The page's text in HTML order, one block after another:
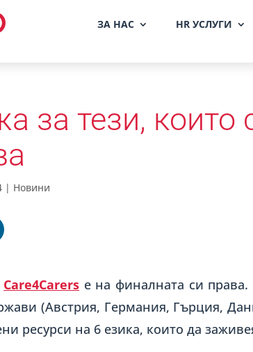
ЗА НАС HR УСЛУГИ
за тези,
| Новини
Care4Carers е на финалната си
(Австрия, Германия, Гърция,
ресурси на 6 езика, които да